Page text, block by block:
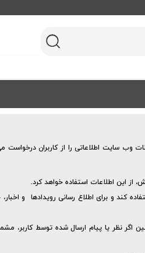
وب سایت اطلاعاتی را از کاربران درخواست
از این اطلاعات استفاده خواهد کرد.
کند و برای اطلاع رسانی رویدادها و
اگر نظر یا پیام ارسال شده توسط کاربر،